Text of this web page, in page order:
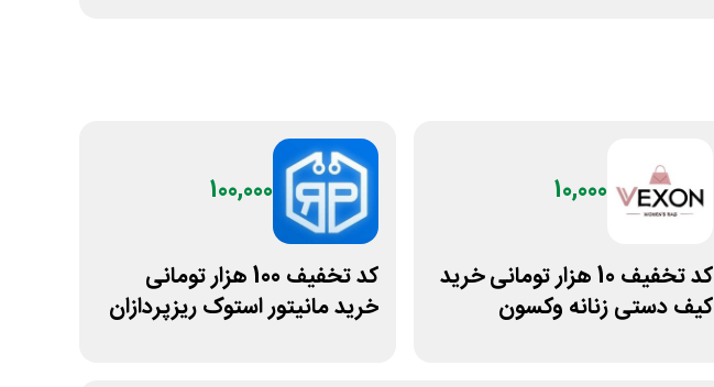
10,000
کد تخفیف 10 هزار تومانی خرید
کیف دستی زنانه وکسون
100,000
کد تخفیف 100 هزار تومانی
خرید مانیتور استوک ریزپردازان